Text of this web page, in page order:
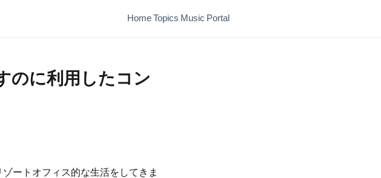
HomeTopics Music Portal
のに利用したコン
ートオフィス的な生活をしてきま